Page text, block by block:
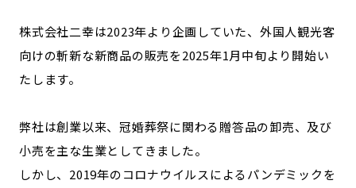
お問い合わせ 会社概要
株式会社二幸は2023年より企画していた、外国人観光客
向けの斬新な新商品の販売を2025年1月中旬より開始い
たします。
弊社は創業以来、冠婚葬祭に関わる贈答品の卸売、及び
小売を主な生業としてきました。
しかし、2019年のコロナウイルスによるパンデミックを